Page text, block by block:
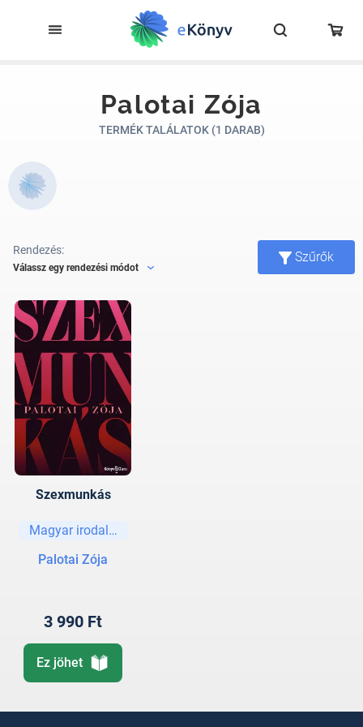
Palotai Zója
TERMÉK TALÁLATOK (1 DARAB)
Rendezés:
Válassz egy rendezési módot
Szűrők
Szexmunkás
Magyar irodalom
Palotai Zója
3 990 Ft
Ez jöhet